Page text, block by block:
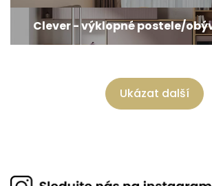
Clever - výklopné postele/
Ukázat další